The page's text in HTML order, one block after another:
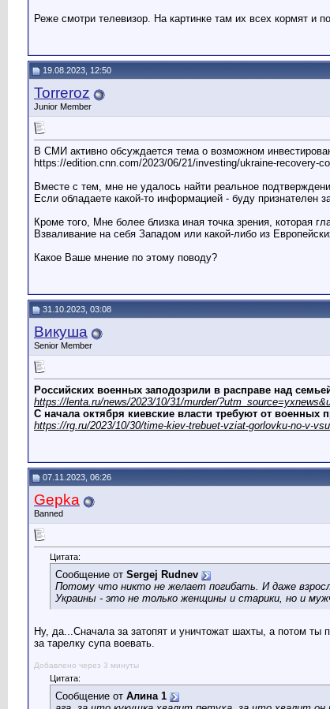
Реже смотри телевизор. На картинке там их всех кормят и
19.08.2023, 12:50
Torreroz
Junior Member
В СМИ активно обсуждается тема о возможном
https://edition.cnn.com/2023/06/21/investing/ukraine-recovery-
Вместе с тем, мне не удалось найти реальное
Если обладаете какой-то информацией - буду признателен
Кроме того, Мне более близка иная точка зрения, которая
Взваливание на себя Западом или какой-либо из
Какое Ваше мнение по этому поводу?
31.10.2023, 03:08
Викуша
Senior Member
Российских военных заподозрили в расправе над
https://lenta.ru/news/2023/10/31/murder/
С начала октября киевские власти требуют от военных
https://rg.ru/2023/10/30/time-kiev-trebuet-vziat-gorlovku-no-v-
07.11.2023, 06:26
Gepka
Banned
Цитата:
Сообщение от Sergej Rudnev
Потому что никто не желает погибать. И даже
Украины - это не только женщины и старики, но и
Ну, да...Сначала за затопят и уничтожат шахты, а потом
за тарелку супа воевать.
Добавлено через 3 минуты
Цитата:
Сообщение от Алина 1